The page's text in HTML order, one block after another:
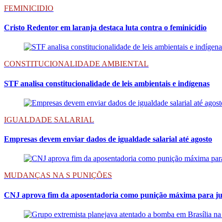
FEMINICIDIO
Cristo Redentor em laranja destaca luta contra o feminicídio
CONSTITUCIONALIDADE AMBIENTAL
STF analisa constitucionalidade de leis ambientais e indígenas
IGUALDADE SALARIAL
Empresas devem enviar dados de igualdade salarial até agosto
MUDANÇAS NA S PUNIÇÕES
CNJ aprova fim da aposentadoria como punição máxima para